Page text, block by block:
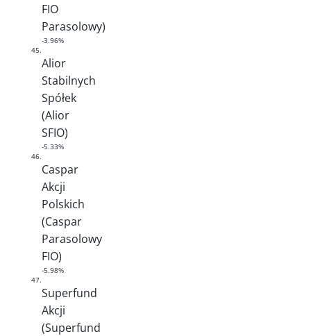
FIO
Parasolowy)
-3.96%
45.
Alior
Stabilnych
Spółek
(Alior
SFIO)
-5.33%
46.
Caspar
Akcji
Polskich
(Caspar
Parasolowy
FIO)
-5.98%
47.
Superfund
Akcji
(Superfund